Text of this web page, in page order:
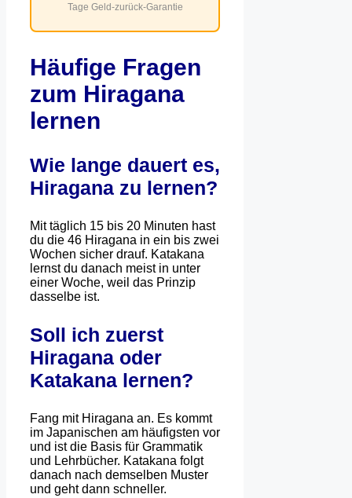
Tage Geld-zurück-Garantie
Häufige Fragen
zum Hiragana
lernen
Wie lange dauert es,
Hiragana zu lernen?
Mit täglich 15 bis 20 Minuten hast
du die 46 Hiragana in ein bis zwei
Wochen sicher drauf. Katakana
lernst du danach meist in unter
einer Woche, weil das Prinzip
dasselbe ist.
Soll ich zuerst
Hiragana oder
Katakana lernen?
Fang mit Hiragana an. Es kommt
im Japanischen am häufigsten vor
und ist die Basis für Grammatik
und Lehrbücher. Katakana folgt
danach nach demselben Muster
und geht dann schneller.